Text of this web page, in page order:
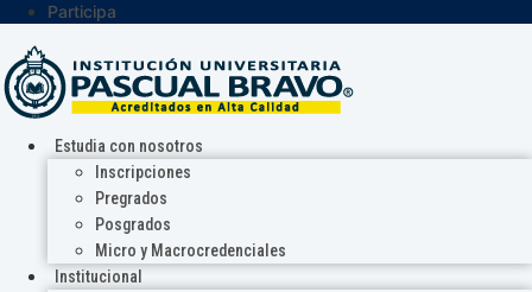
Participa
Estudia con nosotros
Inscripciones
Pregrados
Posgrados
Micro y Macrocredenciales
Institucional